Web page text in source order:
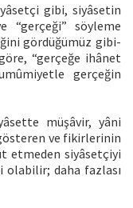
gibi, siyâsetin
“gerçeği” söyleme
gördüğümüz gibi-
“gerçeğe ihânet
gerçeğin
müşâvir, yâni
ve fikirlerinin
etmeden siyâsetçiyi
olabilir; daha fazlası